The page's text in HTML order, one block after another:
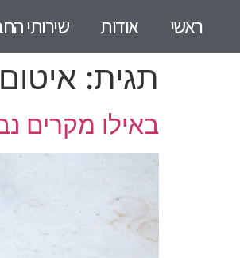
ראשי אודות שירותי
תגית:
באילו מקרים